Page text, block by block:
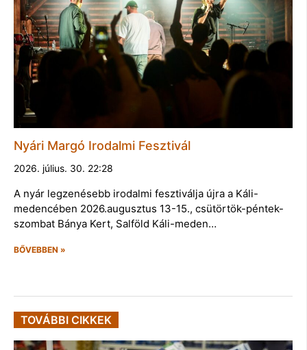
Nyári Margó Irodalmi Fesztivál
2026. július. 30. 22:28
A nyár legzenésebb irodalmi fesztiválja újra a Káli-
medencében 2026.augusztus 13-15., csütörtök-péntek-
szombat Bánya Kert, Salföld Káli-meden…
BŐVEBBEN »
TOVÁBBI CIKKEK